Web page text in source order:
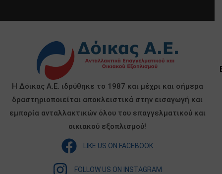
Η Δόικας Α.Ε. ιδρύθηκε το 1987 και μέχρι και σήμερα
δραστηριοποιείται αποκλειστικά στην εισαγωγή και
εμπορία ανταλλακτικών όλου του επαγγελματικού και
οικιακού εξοπλισμού!
LIKE US ON FACEBOOK
FOLLOW US ON INSTAGRAM